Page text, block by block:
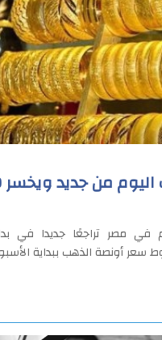
مصر تراجعًا جديدا في
سعر أونصة الذهب ببداية